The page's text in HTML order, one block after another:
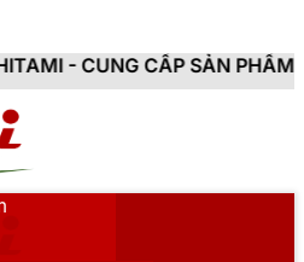
PHẨM CHÍNH HÃNG,